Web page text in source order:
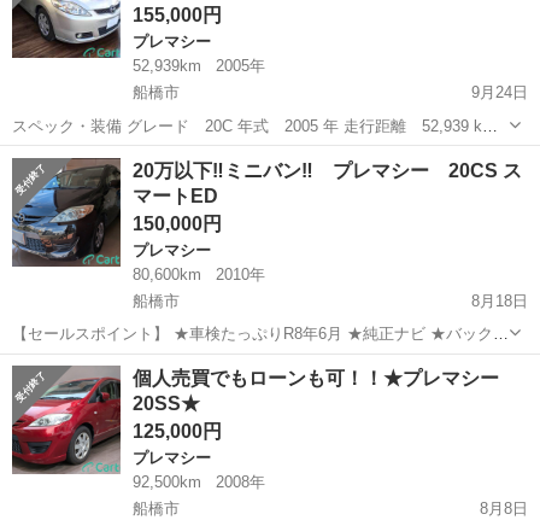
155,000円
プレマシー
52,939km
2005年
船橋市
9月24日
スペック・装備 グレード 20C 年式 2005 年 走行距離 52,939 km
車検有効月 2026年8月 駆動方式 FF ガソリン種別 レギュラー 排
気量 2000 cc ミッション CVT 型式 D...
千葉 船橋市 プレマシー
20万以下‼ミニバン‼ プレマシー 20CS ス
マートED
150,000円
プレマシー
80,600km
2010年
船橋市
8月18日
【セールスポイント】 ★車検たっぷりR8年6月 ★純正ナビ ★バックカ
メラ ★ETC ★両側パワースライドドア ★スマートキー 詳しくは
Cartreeへ https://cartree.jp/cars/4790
千葉 船橋市 プレマシー
個人売買でもローンも可！！★プレマシー
20SS★
125,000円
プレマシー
92,500km
2008年
船橋市
8月8日